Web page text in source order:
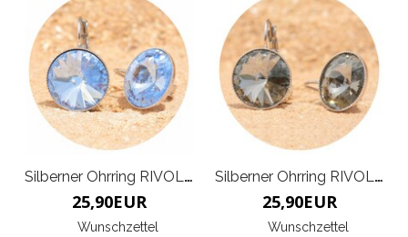
Silberner Ohrring RIVOLI G
25,90EUR
Wunschzettel
Silberner Ohrring RIVOLI G
25,90EUR
Wunschzettel